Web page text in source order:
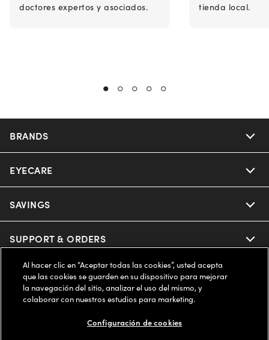
doctores expertos y asociados.
tienda local.
BRANDS
Nuance Audio
Ray-Ban
Oakley
Ray-Ban | Meta
Oakley Meta
EYECARE
Our Eyeglasses
Our Sunglasses
Our Contact Lenses
Ray-Ban | Meta
SAVINGS
Offers & Discount
Insurance
FSA & HSA
SUPPORT & ORDERS
Help Center
Online Order Status
LEGAL
Al hacer clic en “Aceptar todas las cookies”, usted acepta
que las cookies se guarden en su dispositivo para mejorar
la navegación del sitio, analizar el uso del mismo, y
colaborar con nuestros estudios para marketing.
Configuración de cookies